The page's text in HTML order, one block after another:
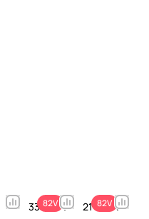
82V
33 990 ₽
82V
21 990 ₽